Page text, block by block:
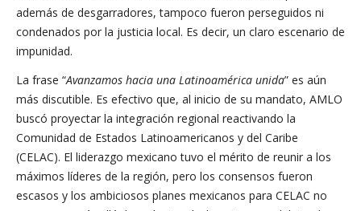
además de desgarradores, tampoco fueron perseguidos ni
condenados por la justicia local. Es decir, un claro escenario de
impunidad.
La frase “Avanzamos hacia una Latinoamérica unida” es aún
más discutible. Es efectivo que, al inicio de su mandato, AMLO
buscó proyectar la integración regional reactivando la
Comunidad de Estados Latinoamericanos y del Caribe
(CELAC). El liderazgo mexicano tuvo el mérito de reunir a los
máximos líderes de la región, pero los consensos fueron
escasos y los ambiciosos planes mexicanos para CELAC no